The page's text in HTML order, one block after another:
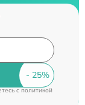
c политикой